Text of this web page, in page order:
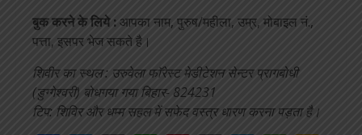
बुक करने के लिये :आपका नाम, पुरुष/महीला, उम्र, मोबाइल नं.,
पत्ता, इसपर भेज सकते है।
शिवीर का स्थल : उरुवेला फाॅरेस्ट मेडीटेशन सेन्टर प्रागबोधी
(डुग्गेश्वरी) बोधगया गया बिहार- 824231
टिप: शिविर और धम्म सहल में सफेद वस्त्र धारण करना पड़ता है।